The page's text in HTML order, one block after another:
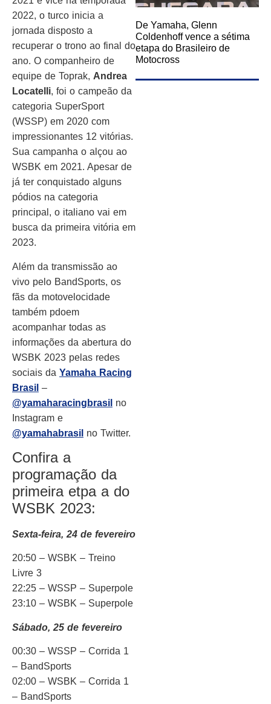
2022, o turco inicia a
jornada disposto a
recuperar o trono ao final do
ano. O companheiro de
equipe de Toprak, Andrea
Locatelli, foi o campeão da
categoria SuperSport
(WSSP) em 2020 com
impressionantes 12 vitórias.
Sua campanha o alçou ao
WSBK em 2021. Apesar de
já ter conquistado alguns
pódios na categoria
principal, o italiano vai em
busca da primeira vitória em
2023.
Além da transmissão ao
vivo pelo BandSports, os
fãs da motovelocidade
também pdoem
acompanhar todas as
informações da abertura do
WSBK 2023 pelas redes
sociais da Yamaha Racing
Brasil –
@yamaharacingbrasil no
Instagram e
@yamahabrasil no Twitter.
Confira a
programação da
primeira etpa a do
WSBK 2023:
Sexta-feira, 24 de fevereiro
20:50 – WSBK – Treino
Livre 3
22:25 – WSSP – Superpole
23:10 – WSBK – Superpole
Sábado, 25 de fevereiro
00:30 – WSSP – Corrida 1
– BandSports
02:00 – WSBK – Corrida 1
– BandSports
De Yamaha, Glenn
Coldenhoff vence a sétima
etapa do Brasileiro de
Motocross